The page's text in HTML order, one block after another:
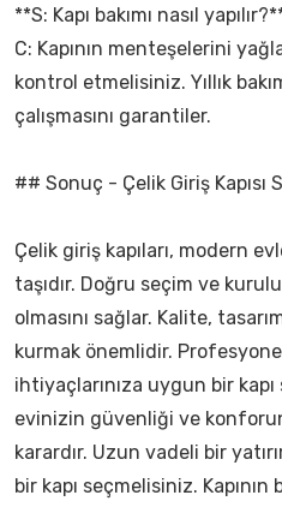
**S: Kapı bakımı nasıl
C: Kapının menteşelerini
kontrol etmelisiniz. Yıllık
çalışmasını garantiler.
## Sonuç - Çelik Giriş Kapısı
Çelik giriş kapıları, modern
taşıdır. Doğru seçim ve
olmasını sağlar. Kalite,
kurmak önemlidir.
ihtiyaçlarınıza uygun bir
evinizin güvenliği ve
karardır. Uzun vadeli bir
bir kapı seçmelisiniz. Kapının